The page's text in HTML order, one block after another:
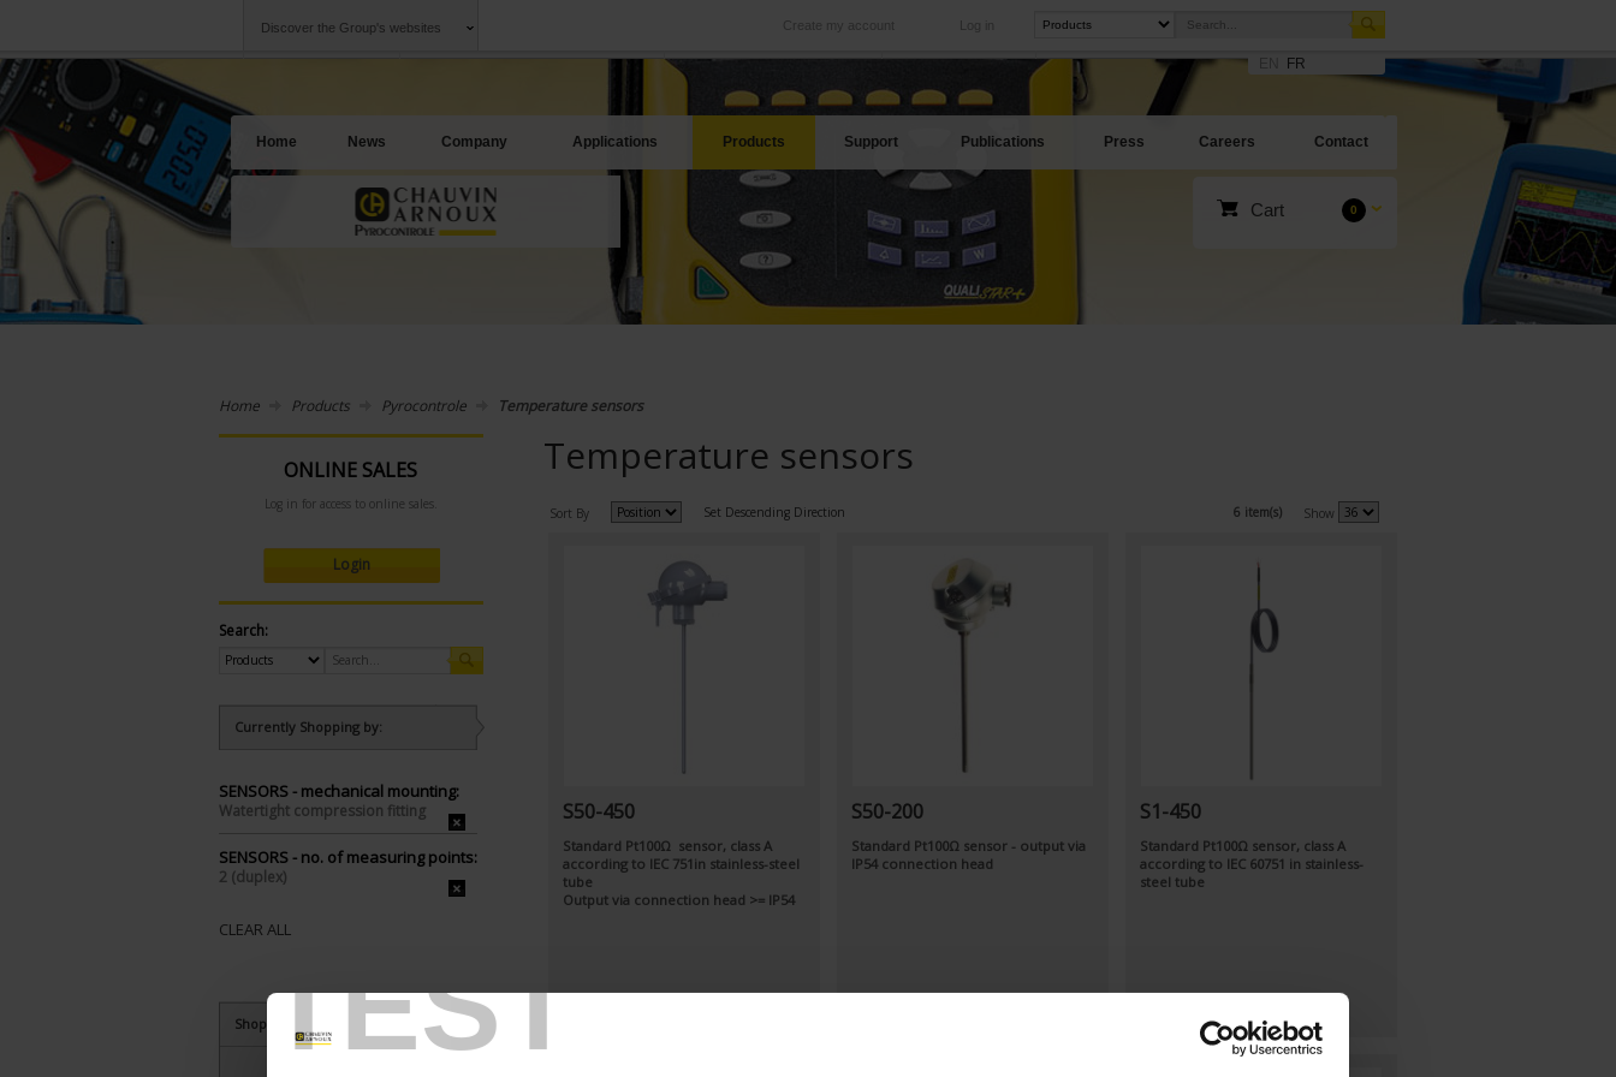
TEST
Discover the Group's websites Log in
Create my account
International
Our subsidiaries abroad
Our best offers
FR
Home News Company Applications Products Support Publications Press Careers Contact
Cart 0
Home Products Pyrocontrole Temperature sensors
ONLINE SALES
Log in for access to online sales.
Login
Search:
Currently Shopping by:
SENSORS - mechanical mounting:
Watertight compression fitting
SENSORS - no. of measuring points:
2 (duplex)
CLEAR ALL
Shop By
Temperature sensors
Sort By Set Descending Direction 6 item(s) Show
S50-450
Standard Pt100Ω sensor, class A
according to IEC 751in stainless-steel
tube
Output via connection head >= IP54
S50-200
Standard Pt100Ω sensor - output via
IP54 connection head
S1-450
Standard Pt100Ω sensor, class A
according to IEC 60751 in stainless-
steel tube